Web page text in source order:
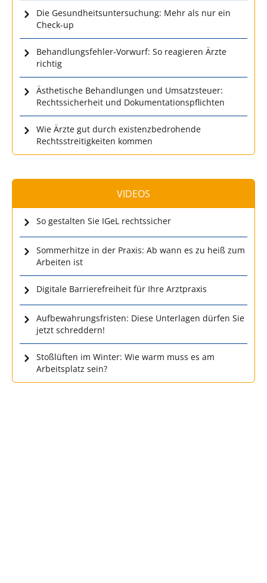
Die Gesundheitsuntersuchung: Mehr als nur ein
Check-up
Behandlungsfehler-Vorwurf: So reagieren Ärzte
richtig
Ästhetische Behandlungen und Umsatzsteuer:
Rechtssicherheit und Dokumentationspflichten
Wie Ärzte gut durch existenzbedrohende
Rechtsstreitigkeiten kommen
VIDEOS
So gestalten Sie IGeL rechtssicher
Sommerhitze in der Praxis: Ab wann es zu heiß zum
Arbeiten ist
Digitale Barrierefreiheit für Ihre Arztpraxis
Aufbewahrungsfristen: Diese Unterlagen dürfen Sie
jetzt schreddern!
Stoßlüften im Winter: Wie warm muss es am
Arbeitsplatz sein?